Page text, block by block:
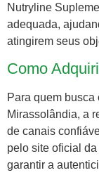
Nutryline
adequada,
atingirem seus
Como
Para quem busca
Mirassolândia, a
de canais
pelo site oficial
garantir a